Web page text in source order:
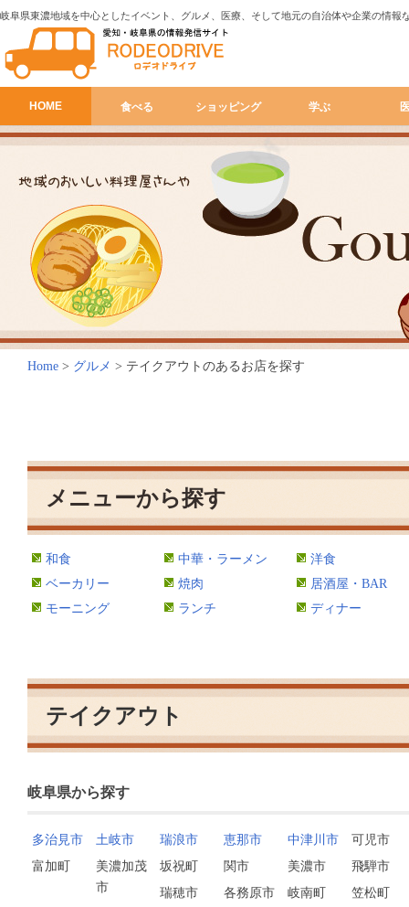
岐阜県東濃地域を中心としたイベント、グルメ、医療、そして地元の自治体や企業の情報
HOME 食べる ショッピング 学ぶ
Home > グルメ > テイクアウトのあるお店を探す
メニューから探す
和食 中華・ラーメン
洋食
ベーカリー
焼肉
居酒屋・BAR
モーニング
ランチ ディナー
テイクアウト
岐阜県から探す
多治見市 土岐市 瑞浪市 恵那市 中津川市
可児市
富加町
美濃加茂
市
坂祝町 関市 美濃市
飛騨市
瑞穂市
各務原市 岐南町
笠松町